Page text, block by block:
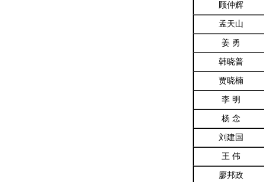
顾仲辉
孟天山
姜 勇
韩晓普
贾晓楠
李 明
杨 念
刘建国
王 伟
廖邦政